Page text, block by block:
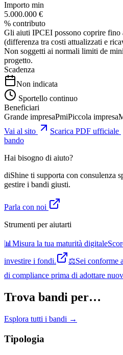
Importo min
5.000.000 €
% contributo
Gli aiuti IPCEI possono coprire fino
(differenza tra costi attualizzati e
Non soggetti ai normali limiti de
progetto.
Scadenza
Non indicata
Sportello continuo
Beneficiari
Grande impresaPmiPiccola impresa
Vai al sito
Scarica PDF ufficiale
bando
Hai bisogno di aiuto?
diShine ti supporta con consulenza
gestire i bandi giusti.
Parla con noi
Strumenti per aiutarti
📊 Misura la tua maturità digitale
investire i fondi.
⚖️Sei conforme
di compliance prima di adottare
Trova bandi per…
Esplora tutti i bandi →
Tipologia